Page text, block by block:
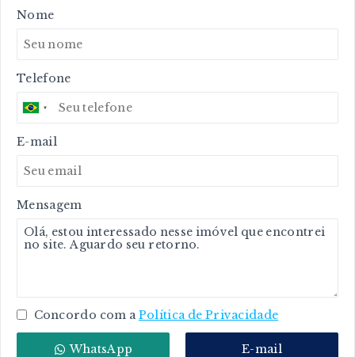
Nome
Telefone
E-mail
Mensagem
Concordo com a Política de Privacidade
WhatsApp E-mail